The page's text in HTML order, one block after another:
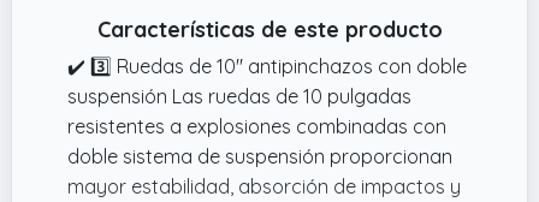
Características de este producto
✔️ 3️⃣ Ruedas de 10" antipinchazos con doble
suspensión Las ruedas de 10 pulgadas
resistentes a explosiones combinadas con
doble sistema de suspensión proporcionan
mayor estabilidad, absorción de impactos y